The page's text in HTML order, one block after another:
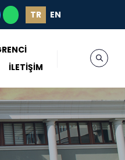
TR EN
İLETİŞİM